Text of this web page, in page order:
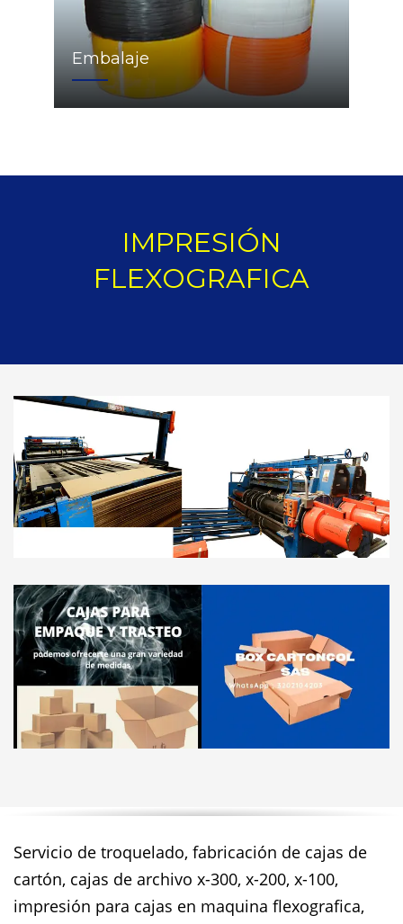
Embalaje
IMPRESIÓN
FLEXOGRAFICA
Servicio de troquelado, fabricación de cajas de
cartón, cajas de archivo x-300, x-200, x-100,
impresión para cajas en maquina flexografica,